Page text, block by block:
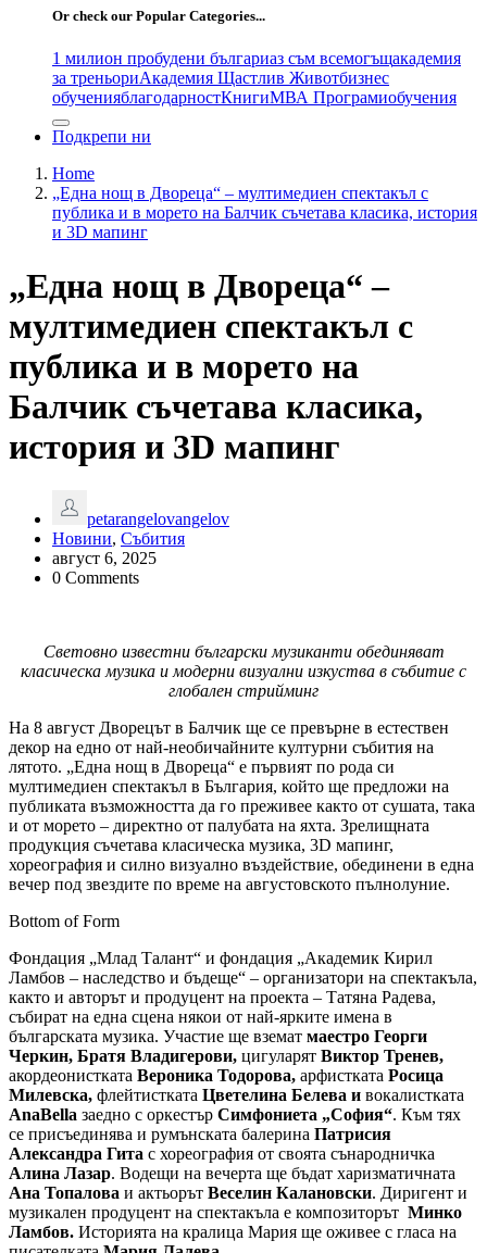
Or check our Popular Categories...
1 милион пробудени българиаз съм всемогъщакадемия
за треньориАкадемия Щастлив Животбизнес
обученияблагодарностКнигиМВА Програмиобучения
Подкрепи ни
Home
„Една нощ в Двореца“ – мултимедиен спектакъл с
публика и в морето на Балчик съчетава класика, история
и 3D мапинг
„Една нощ в Двореца“ –
мултимедиен спектакъл с
публика и в морето на
Балчик съчетава класика,
история и 3D мапинг
petarangelovangelov
Новини, Събития
август 6, 2025
0 Comments
Световно известни български музиканти обединяват
класическа музика и модерни визуални изкуства в събитие с
глобален стрийминг
На 8 август Дворецът в Балчик ще се превърне в естествен
декор на едно от най-необичайните културни събития на
лятото. „Една нощ в Двореца“ е първият по рода си
мултимедиен спектакъл в България, който ще предложи на
публиката възможността да го преживее както от сушата, така
и от морето – директно от палубата на яхта. Зрелищната
продукция съчетава класическа музика, 3D мапинг,
хореография и силно визуално въздействие, обединени в една
вечер под звездите по време на августовското пълнолуние.
Bottom of Form
Фондация „Млад Талант“ и фондация „Академик Кирил
Ламбов – наследство и бъдеще“ – организатори на спектакъла,
както и авторът и продуцент на проекта – Татяна Радева,
събират на една сцена някои от най-ярките имена в
българската музика. Участие ще вземат маестро Георги
Черкин, Братя Владигерови, цигуларят Виктор Тренев,
акордеонистката Вероника Тодорова, арфистката Росица
Милевска, флейтистката Цветелина Белева и вокалистката
AnaBella заедно с оркестър Симфониета „София“. Към тях
се присъединява и румънската балерина Патрисия
Александра Гита с хореография от своята сънародничка
Алина Лазар. Водещи на вечерта ще бъдат харизматичната
Ана Топалова и актьорът Веселин Калановски. Диригент и
музикален продуцент на спектакъла е композиторът Минко
Ламбов. Историята на кралица Мария ще оживее с гласа на